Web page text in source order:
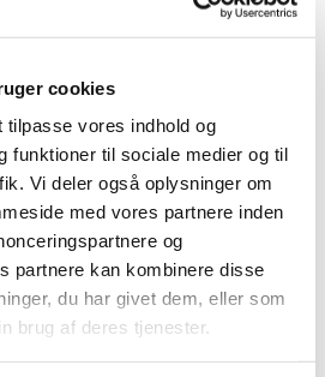
cookies
vores indhold og
funktioner til sociale medier og til
Vi deler også oplysninger om
med vores partnere inden
og
partnere kan kombinere disse
du har givet dem, eller som
brug af deres tjenester.
vores dygtige